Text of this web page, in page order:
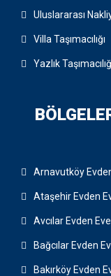
Uluslararası
Villa Taşımacılığı
Yazlık
Arnavutköy
Ataşehir Evden
Avcılar Evden
Bağcılar Evden
Bakırköy Evden